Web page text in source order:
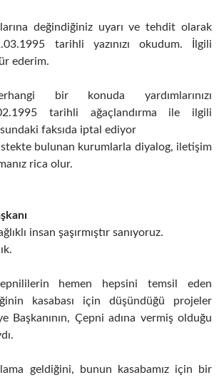
değindiğiniz uyarı ve tehdit olarak
tarihli yazınızı okudum. İlgili
ederim.
bir konuda yardımlarınızı
tarihli ağaçlandırma ile ilgili
faksıda iptal ediyor
bulunan kurumlarla diyalog, iletişim
rica olur.
insan şaşırmıştır sanıyoruz.
hemen hepsini temsil eden
kasabası için düşündüğü projeler
Başkanının, Çepni adına vermiş olduğu
geldiğini, bunun kasabamız için bir